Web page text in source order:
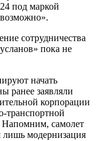
под маркой
сотрудничества
пока не
начать
ранее заявляли
корпорации
транспортной
Напомним, самолет
лишь модернизация